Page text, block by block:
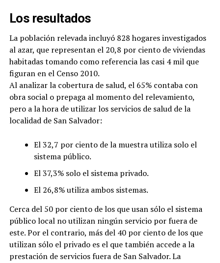
Los resultados
La población relevada incluyó 828 hogares investigados
al azar, que representan el 20,8 por ciento de viviendas
habitadas tomando como referencia las casi 4 mil que
figuran en el Censo 2010.
Al analizar la cobertura de salud, el 65% contaba con
obra social o prepaga al momento del relevamiento,
pero a la hora de utilizar los servicios de salud de la
localidad de San Salvador:
El 32,7 por ciento de la muestra utiliza solo el
sistema público.
El 37,3% solo el sistema privado.
El 26,8% utiliza ambos sistemas.
Cerca del 50 por ciento de los que usan sólo el sistema
público local no utilizan ningún servicio por fuera de
este. Por el contrario, más del 40 por ciento de los que
utilizan sólo el privado es el que también accede a la
prestación de servicios fuera de San Salvador. La